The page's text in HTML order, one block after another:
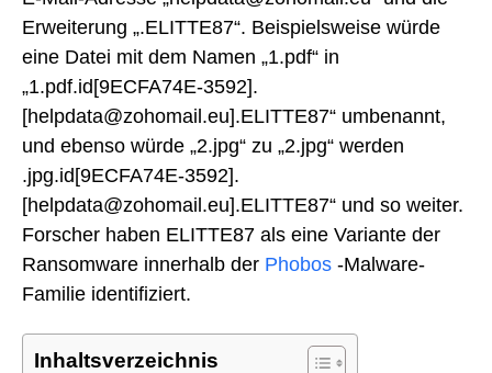
Erweiterung „.ELITTE87“. Beispielsweise würde
eine Datei mit dem Namen „1.pdf“ in
„1.pdf.id[9ECFA74E-3592].
[helpdata@zohomail.eu].ELITTE87“ umbenannt,
und ebenso würde „2.jpg“ zu „2.jpg“ werden
.jpg.id[9ECFA74E-3592].
[helpdata@zohomail.eu].ELITTE87“ und so weiter.
Forscher haben ELITTE87 als eine Variante der
Ransomware innerhalb der Phobos -Malware-
Familie identifiziert.
Inhaltsverzeichnis